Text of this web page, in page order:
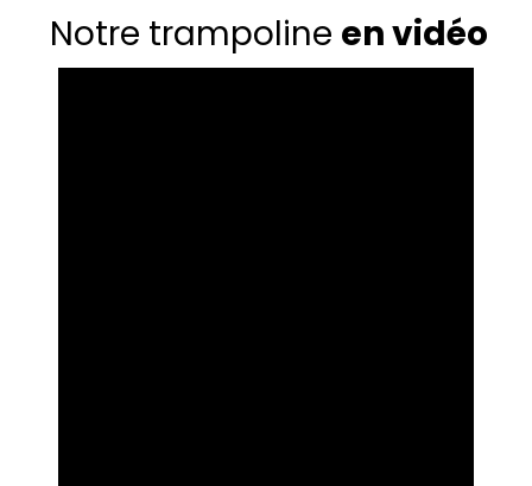
Notre trampoline en vidéo